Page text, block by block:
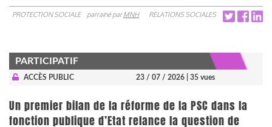
PROTECTION SOCIALE parrainé parMNH RELATIONS SOCIALES
PARTICIPATIF
ACCÈS PUBLIC 23 / 07 / 2026 | 35 vues
Un premier bilan de la réforme de la PSC dans la
fonction publique d’Etat relance la question de